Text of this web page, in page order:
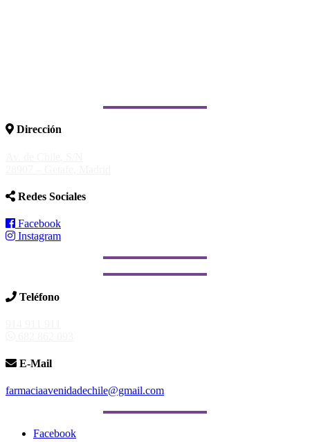
Dirección
Redes Sociales
Facebook
Instagram
Teléfono
E-Mail
farmaciaavenidadechile@gmail.com
Facebook